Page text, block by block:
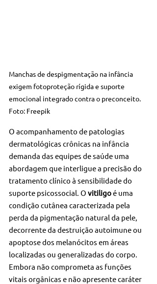
Manchas de despigmentação na infância
exigem fotoproteção rígida e suporte
emocional integrado contra o preconceito.
Foto: Freepik
O acompanhamento de patologias
dermatológicas crônicas na infância
demanda das equipes de saúde uma
abordagem que interligue a precisão do
tratamento clínico à sensibilidade do
suporte psicossocial. O vitiligo é uma
condição cutânea caracterizada pela
perda da pigmentação natural da pele,
decorrente da destruição autoimune ou
apoptose dos melanócitos em áreas
localizadas ou generalizadas do corpo.
Embora não comprometa as funções
vitais orgânicas e não apresente caráter